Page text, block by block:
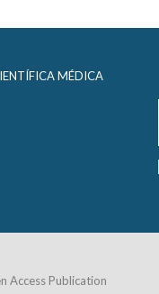
MÉDICA
Access Publication